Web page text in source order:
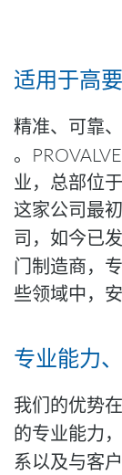
适用于高
精准、可靠
。
业，总部位
这家公司最
司，如今已
门制造商，
些领域中，
专业能力
我们的优势
的专业能力
系以及与客